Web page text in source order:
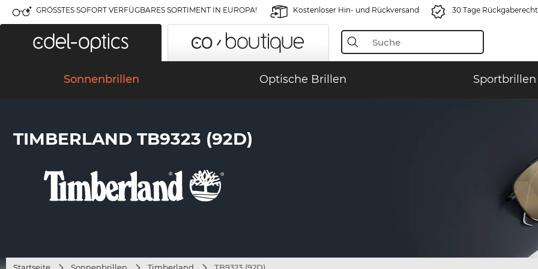
GRÖSSTES SOFORT VERFÜGBARES SORTIMENT IN EUROPA! Kostenloser Hin- und Rückversand 30 Tage Rückgaberecht
Sonnenbrillen Optische Brillen Sportbrillen
TIMBERLAND TB9323 (92D)